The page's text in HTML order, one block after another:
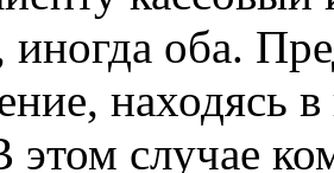
иногда оба.
находясь
этом случае